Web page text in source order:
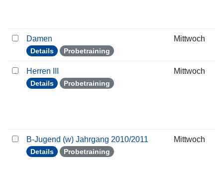
Damen
Details Probetraining
Mittwoch
Herren III
Details Probetraining
Mittwoch
B-Jugend (w) Jahrgang 2010/2011
Details Probetraining
Mittwoch